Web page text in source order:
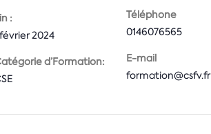
:
février 2024
d’Formation:
Téléphone
0146076565
E-mail
formation@csfv.fr